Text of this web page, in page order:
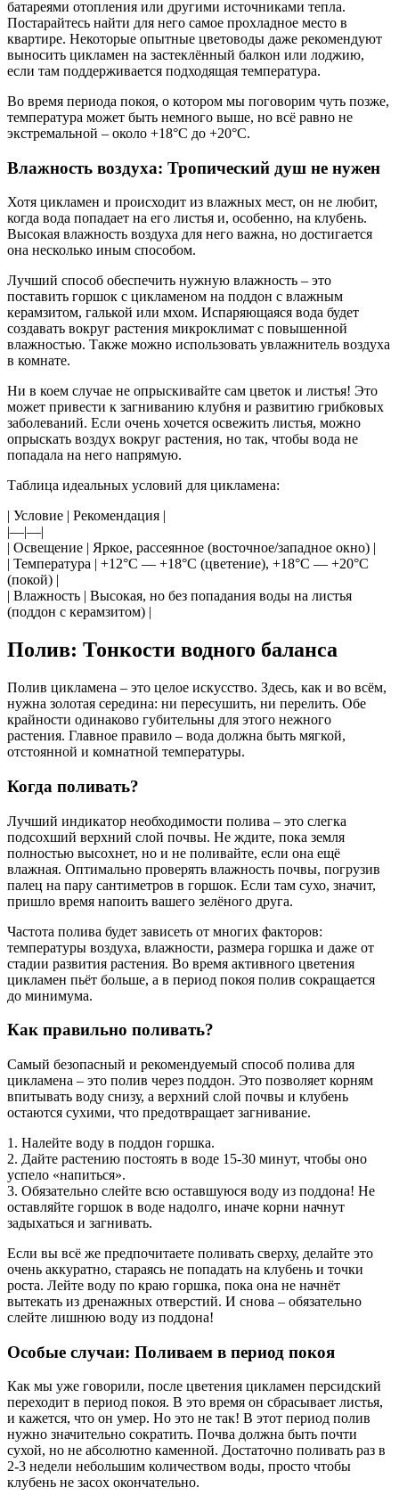
батареями отопления или другими источниками тепла.
Постарайтесь найти для него самое прохладное место в
квартире. Некоторые опытные цветоводы даже рекомендуют
выносить цикламен на застеклённый балкон или лоджию,
если там поддерживается подходящая температура.
Во время периода покоя, о котором мы поговорим чуть позже,
температура может быть немного выше, но всё равно не
экстремальной – около +18°C до +20°C.
Влажность воздуха: Тропический душ не нужен
Хотя цикламен и происходит из влажных мест, он не любит,
когда вода попадает на его листья и, особенно, на клубень.
Высокая влажность воздуха для него важна, но достигается
она несколько иным способом.
Лучший способ обеспечить нужную влажность – это
поставить горшок с цикламеном на поддон с влажным
керамзитом, галькой или мхом. Испаряющаяся вода будет
создавать вокруг растения микроклимат с повышенной
влажностью. Также можно использовать увлажнитель воздуха
в комнате.
Ни в коем случае не опрыскивайте сам цветок и листья! Это
может привести к загниванию клубня и развитию грибковых
заболеваний. Если очень хочется освежить листья, можно
опрыскать воздух вокруг растения, но так, чтобы вода не
попадала на него напрямую.
Таблица идеальных условий для цикламена:
| Условие | Рекомендация |
|—|—|
| Освещение | Яркое, рассеянное (восточное/западное окно) |
| Температура | +12°C — +18°C (цветение), +18°C — +20°C
(покой) |
| Влажность | Высокая, но без попадания воды на листья
(поддон с керамзитом) |
Полив: Тонкости водного баланса
Полив цикламена – это целое искусство. Здесь, как и во всём,
нужна золотая середина: ни пересушить, ни перелить. Обе
крайности одинаково губительны для этого нежного
растения. Главное правило – вода должна быть мягкой,
отстоянной и комнатной температуры.
Когда поливать?
Лучший индикатор необходимости полива – это слегка
подсохший верхний слой почвы. Не ждите, пока земля
полностью высохнет, но и не поливайте, если она ещё
влажная. Оптимально проверять влажность почвы, погрузив
палец на пару сантиметров в горшок. Если там сухо, значит,
пришло время напоить вашего зелёного друга.
Частота полива будет зависеть от многих факторов:
температуры воздуха, влажности, размера горшка и даже от
стадии развития растения. Во время активного цветения
цикламен пьёт больше, а в период покоя полив сокращается
до минимума.
Как правильно поливать?
Самый безопасный и рекомендуемый способ полива для
цикламена – это полив через поддон. Это позволяет корням
впитывать воду снизу, а верхний слой почвы и клубень
остаются сухими, что предотвращает загнивание.
1. Налейте воду в поддон горшка.
2. Дайте растению постоять в воде 15-30 минут, чтобы оно
успело «напиться».
3. Обязательно слейте всю оставшуюся воду из поддона! Не
оставляйте горшок в воде надолго, иначе корни начнут
задыхаться и загнивать.
Если вы всё же предпочитаете поливать сверху, делайте это
очень аккуратно, стараясь не попадать на клубень и точки
роста. Лейте воду по краю горшка, пока она не начнёт
вытекать из дренажных отверстий. И снова – обязательно
слейте лишнюю воду из поддона!
Особые случаи: Поливаем в период покоя
Как мы уже говорили, после цветения цикламен персидский
переходит в период покоя. В это время он сбрасывает листья,
и кажется, что он умер. Но это не так! В этот период полив
нужно значительно сократить. Почва должна быть почти
сухой, но не абсолютно каменной. Достаточно поливать раз в
2-3 недели небольшим количеством воды, просто чтобы
клубень не засох окончательно.